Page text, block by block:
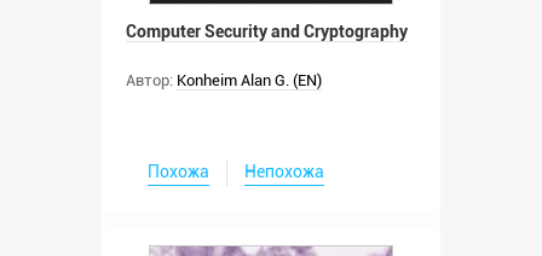
Computer Security and Cryptography
Автор: Konheim Alan G. (EN)
Похожа Непохожа